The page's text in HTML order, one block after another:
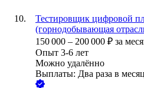
Тестировщик цифровой
(горнодобывающая
150 000 – 200 000 ₽ за
Опыт 3-6 лет
Можно удалённо
Выплаты: Два раза в месяц